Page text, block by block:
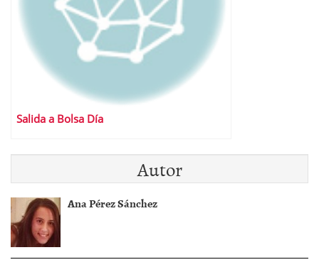
Salida a Bolsa Día
Autor
Ana Pérez Sánchez